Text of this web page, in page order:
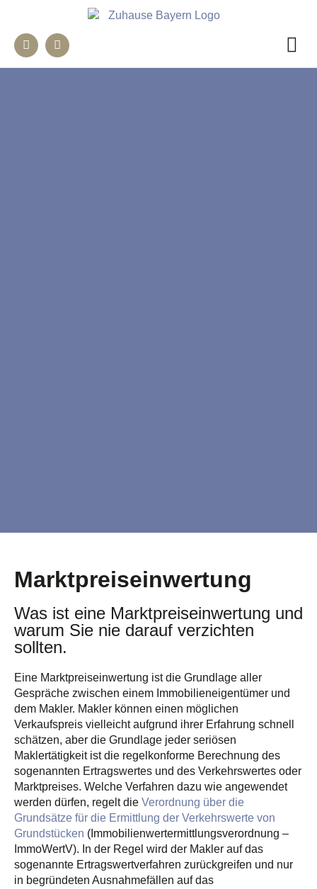
Marktpreis­einwertung
Was ist eine Marktpreis­einwertung und
warum Sie nie darauf verzichten
sollten.
Eine Marktpreiseinwertung ist die Grundlage aller
Gespräche zwischen einem Immobilieneigentümer und
dem Makler. Makler können einen möglichen
Verkaufspreis vielleicht aufgrund ihrer Erfahrung schnell
schätzen, aber die Grundlage jeder seriösen
Maklertätigkeit ist die regelkonforme Berechnung des
sogenannten Ertragswertes und des Verkehrswertes oder
Marktpreises. Welche Verfahren dazu wie angewendet
werden dürfen, regelt die Verordnung über die
Grundsätze für die Ermittlung der Verkehrswerte von
Grundstücken (Immobilienwert­ermittlungsverordnung –
ImmoWertV). In der Regel wird der Makler auf das
sogenannte Ertragswertverfahren zurückgreifen und nur
in begründeten Ausnahmefällen auf das